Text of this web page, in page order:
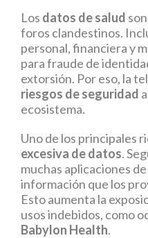
Los datos de salud
foros clandestinos.
personal, financiera y
para fraude de
extorsión. Por eso, la
riesgos de seguridad
ecosistema.
Uno de los principales
excesiva de datos.
muchas aplicaciones
información que los
Esto aumenta la
usos indebidos, como
Babylon Health.